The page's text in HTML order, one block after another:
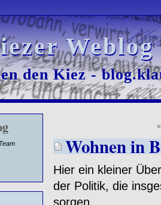
den Kiez -
den Kiez -
Wohnen in
Hier ein kleiner
der Politik, die
sorgen.